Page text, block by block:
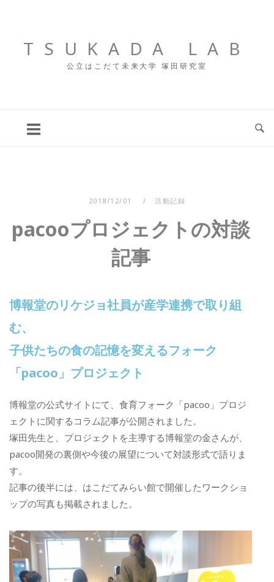
TSUKADA LAB
公立はこだて未来大学 塚田研究室
2018/12/01 活動記録
pacooプロジェクトの対談
記事
博報堂のリケジョ社員が産学連携で取り組
む、
子供たちの食の記憶を変えるフォーク
「pacoo」プロジェクト
博報堂の公式サイトにて、食育フォーク「pacoo」プロジ
ェクトに関するコラム記事が公開されました。
塚田先生と、プロジェクトを主導する博報堂の金さんが、
pacoo開発の裏側や今後の展望について対談形式で語りま
す。
記事の後半には、はこだてみらい館で開催したワークショ
ップの写真も掲載されました。